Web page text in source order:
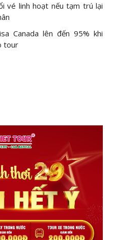
vé linh hoạt nếu tạm trú lại
Canada lên đến 95% khi
tour